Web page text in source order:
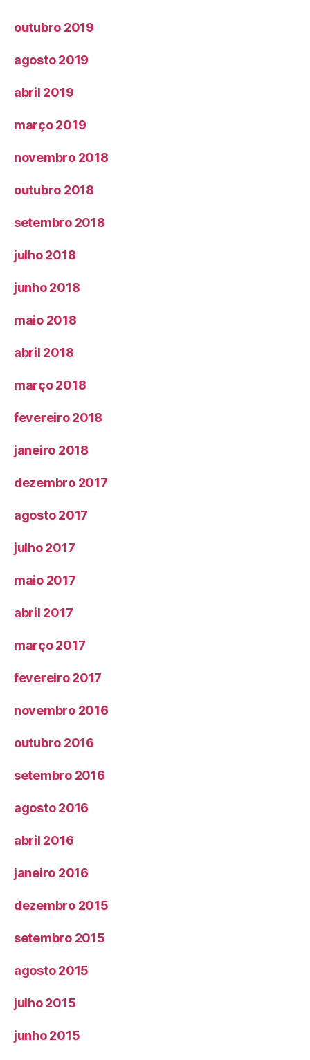
outubro 2019
agosto 2019
abril 2019
março 2019
novembro 2018
outubro 2018
setembro 2018
julho 2018
junho 2018
maio 2018
abril 2018
março 2018
fevereiro 2018
janeiro 2018
dezembro 2017
agosto 2017
julho 2017
maio 2017
abril 2017
março 2017
fevereiro 2017
novembro 2016
outubro 2016
setembro 2016
agosto 2016
abril 2016
janeiro 2016
dezembro 2015
setembro 2015
agosto 2015
julho 2015
junho 2015